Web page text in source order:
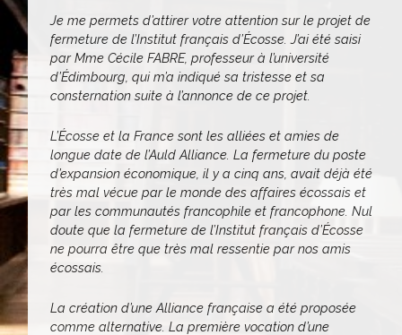
Je me permets d’attirer votre attention sur le projet de
fermeture de l’Institut français d’Écosse. J’ai été saisi
par Mme Cécile FABRE, professeur à l’université
d’Édimbourg, qui m’a indiqué sa tristesse et sa
consternation suite à l’annonce de ce projet.
L’Écosse et la France sont les alliées et amies de
longue date de l’Auld Alliance. La fermeture du poste
d’expansion économique, il y a cinq ans, avait déjà été
très mal vécue par le monde des affaires écossais et
par les communautés francophile et francophone. Nul
doute que la fermeture de l’Institut français d’Écosse
ne pourra être que très mal ressentie par nos amis
écossais.
La création d’une Alliance française a été proposée
comme alternative. La première vocation d’une